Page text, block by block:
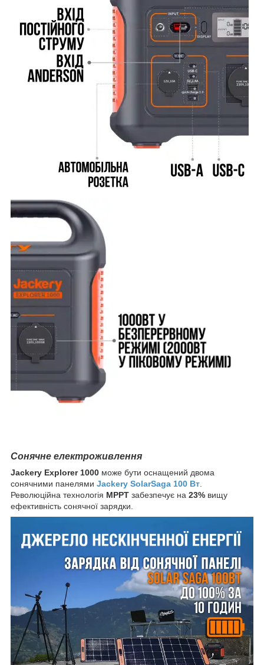
Сонячне електроживлення
Jackery Explorer 1000 може бути оснащений двома
сонячними панелями Jackery SolarSaga 100 Вт.
Революційна технологія MPPT забезпечує на 23% вищу
ефективність сонячної зарядки.